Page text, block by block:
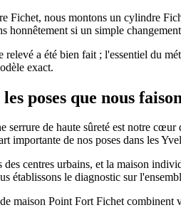
Fichet, nous montons un cylindre
honnêtement si un simple
a été bien fait ; l'essentiel du
exact.
poses que nous
de haute sûreté est notre
importante de nos poses dans les
centres urbains, et la maison
établissons le diagnostic sur
maison Point Fort Fichet